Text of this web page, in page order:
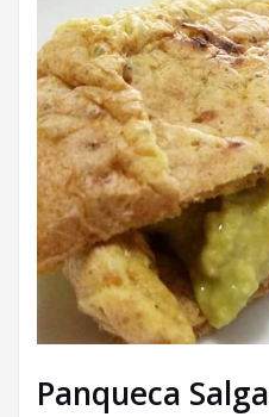
Panqueca